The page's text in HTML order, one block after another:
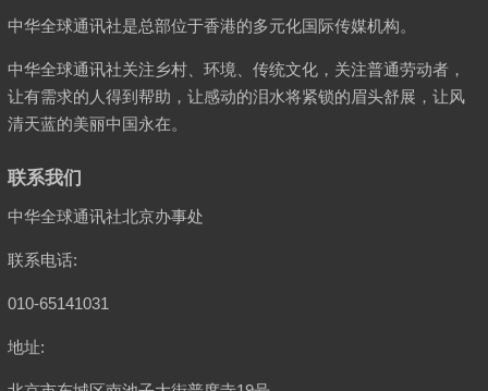
中华全球通讯社是总部位于香港的多元化国际传媒机构。
中华全球通讯社关注乡村、环境、传统文化，关注普通劳动者，
让有需求的人得到帮助，让感动的泪水将紧锁的眉头舒展，让风
清天蓝的美丽中国永在。
联系我们
中华全球通讯社北京办事处
联系电话:
010-65141031
地址: